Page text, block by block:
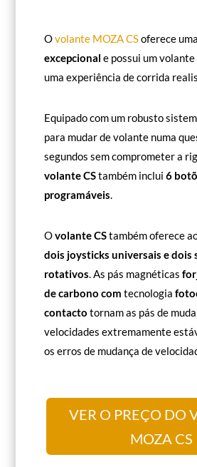
Ovolante MOZA CSoferece
excepcional e possui um volante
uma experiência de corrida
Equipado com um robusto
para mudar de volante numa
segundos sem comprometer a
volante CStambém inclui6
programáveis.
Ovolante CStambém oferece
dois joysticks universais e dois
rotativos. As pás magnéticas
de carbono comtecnologia
contactotornam as pás de
velocidades extremamente
os erros de mudança de
VER O PREÇO DO
MOZA CS